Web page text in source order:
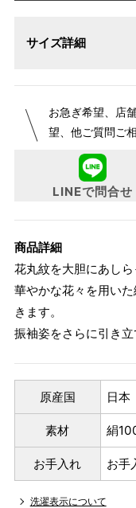
サイズ詳細
お急ぎ希望、店
望、他ご質問ご
LINEで問合せ
商品詳細
花丸紋を大胆にあしら
華やかな花々を用い
きます。
振袖姿をさらに引き立
原産国 日本
素材 絹
お手入れ お手
洗濯表示について